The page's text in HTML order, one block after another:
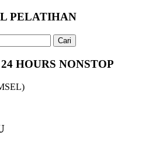
PELATIHAN
HOURS NONSTOP